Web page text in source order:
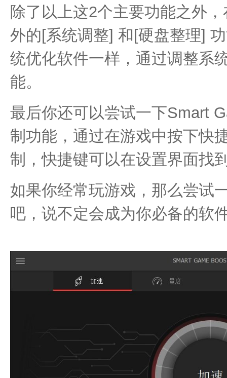
除了以上这2个主要功能之外
外的[系统调整] 和[硬盘整理]
统优化软件一样，通过调整系
能。
最后你还可以尝试一下Smart
制功能，通过在游戏中按下快
制，快捷键可以在设置界面找
如果你经常玩游戏，那么尝试
吧，说不定会成为你必备的软